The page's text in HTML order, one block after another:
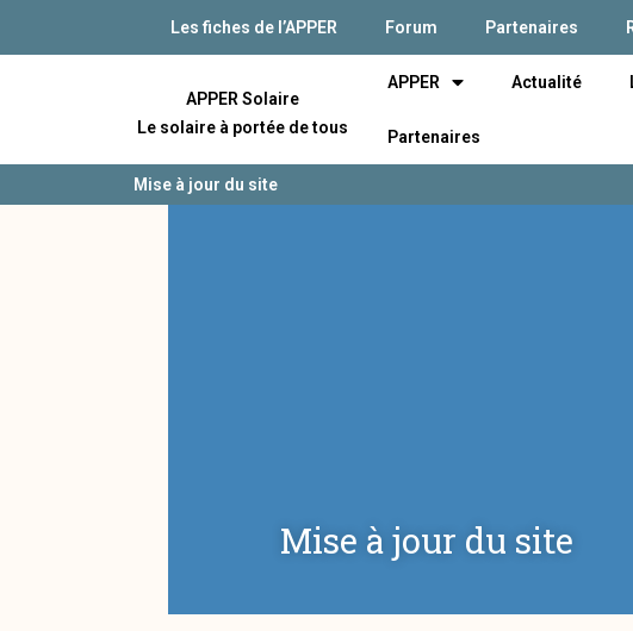
Les fiches de l’APPER Forum Partenaires
APPER Solaire
Le solaire à portée de tous
APPER Actualité
Partenaires
Mise à jour du site
Mise à jour du site